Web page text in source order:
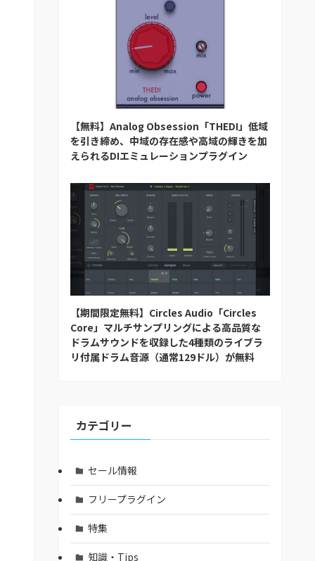
【無料】Analog Obsession「THEDI」低域
を引き締め、中域の存在感や高域の輝きを加
えられるDIエミュレーションプラグイン
【期間限定無料】Circles Audio「Circles
Core」マルチサンプリングによる高品質な
ドラムサウンドを収録した4種類のライブラ
リ付属ドラム音源（通常129ドル）が無料
カテゴリー
セール情報
フリープラグイン
特集
知識・Tips